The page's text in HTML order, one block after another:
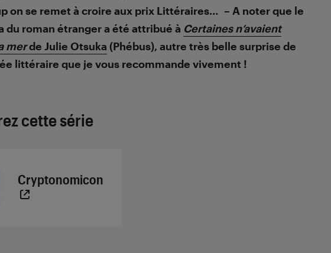
on se remet à croire aux prix Littéraires… – A noter que le
du roman étranger a été attribué à Certaines n’avaient
merde Julie Otsuka (Phébus), autre très belle surprise de
littéraire que je vous recommande vivement !
cette série
Cryptonomicon